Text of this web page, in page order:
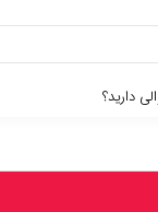
دارید؟